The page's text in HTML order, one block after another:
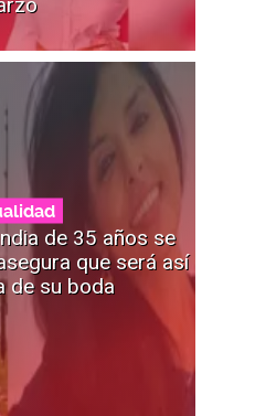
de 35 años se
que será así
de su boda